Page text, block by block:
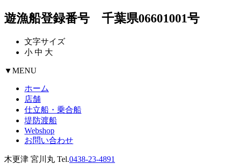
遊漁船登録番号 千葉県06601001号
文字サイズ
小 中 大
▼MENU
ホーム
店舗
仕立船・乗合船
堤防渡船
Webshop
お問い合わせ
木更津 宮川丸 Tel.0438-23-4891